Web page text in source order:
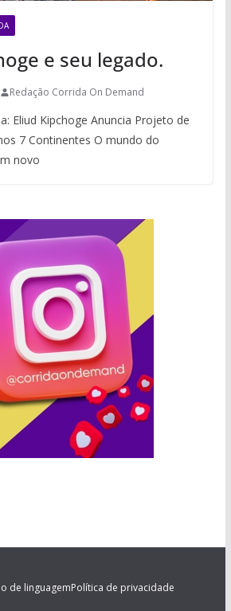
e seu legado.
Redação Corrida On Demand
Eliud Kipchoge Anuncia Projeto de
7 Continentes O mundo do
novo
de linguagemPolítica de privacidade